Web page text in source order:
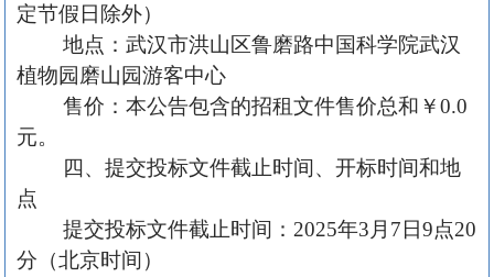
定节假日除外）
地点：武汉市洪山区鲁磨路中国科学院武汉
植物园磨山园游客中心
售价：本公告包含的招租文件售价总和￥0.0
元。
四、提交投标文件截止时间、开标时间和地
点
提交投标文件截止时间： 2025年3 月 7日9点20
分（北京时间）